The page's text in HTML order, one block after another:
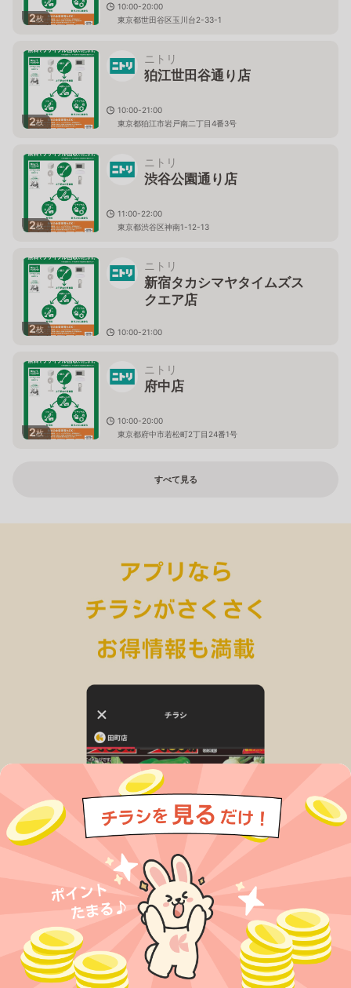
2枚
10:00-20:00
東京都世田谷区玉川台2-33-1
2枚
ニトリ
狛江世田谷通り店
10:00-21:00
東京都狛江市岩戸南二丁目4番3号
2枚
ニトリ
渋谷公園通り店
11:00-22:00
東京都渋谷区神南1-12-13
2枚
ニトリ
新宿タカシマヤタイムズス
クエア店
10:00-21:00
2枚
ニトリ
府中店
10:00-20:00
東京都府中市若松町2丁目24番1号
すべて見る